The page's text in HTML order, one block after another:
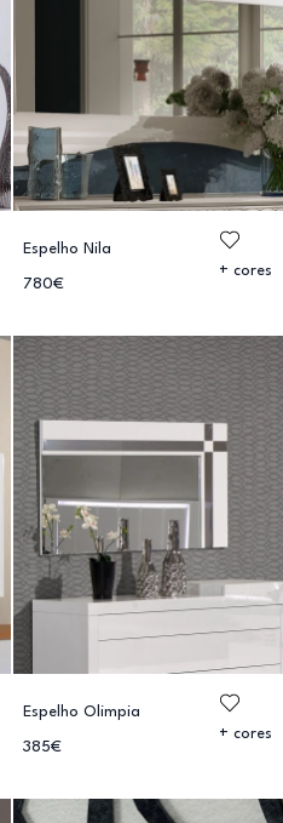
Espelho Nila
780€
+ cores
Espelho Olimpia
385€
+ cores